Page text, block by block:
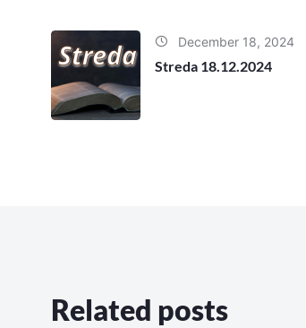
December 18, 2024
Streda 18.12.2024
Related posts